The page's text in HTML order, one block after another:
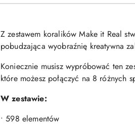
Z zestawem koralików Make it Real
pobudzająca wyobraźnię kreatywna
Koniecznie musisz wypróbować ten
które możesz połączyć na 8 różnych
W zestawie:
• 598 elementów